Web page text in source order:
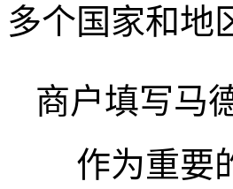
多个国家和地
商户填写马
作为重要的